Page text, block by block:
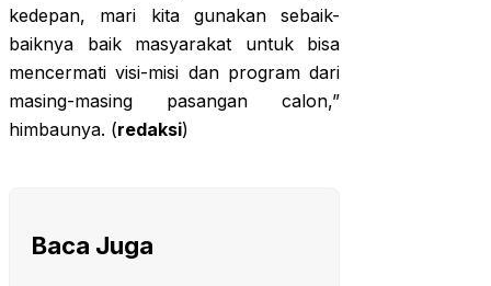
kedepan, mari kita gunakan sebaik-
baiknya baik masyarakat untuk bisa
mencermati visi-misi dan program dari
masing-masing pasangan calon,”
himbaunya. (redaksi)
Baca Juga